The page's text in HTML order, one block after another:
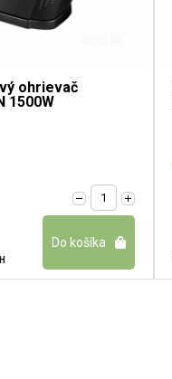
ohrievač
1500W